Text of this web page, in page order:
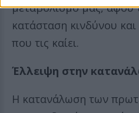
μεταβολισμό μας, αφού
κατάσταση κινδύνου
που τις καίει.
Έλλειψη στην
Η κατανάλωση των